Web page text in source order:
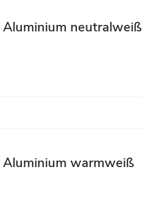
Aluminium neutralweiß
Aluminium warmweiß